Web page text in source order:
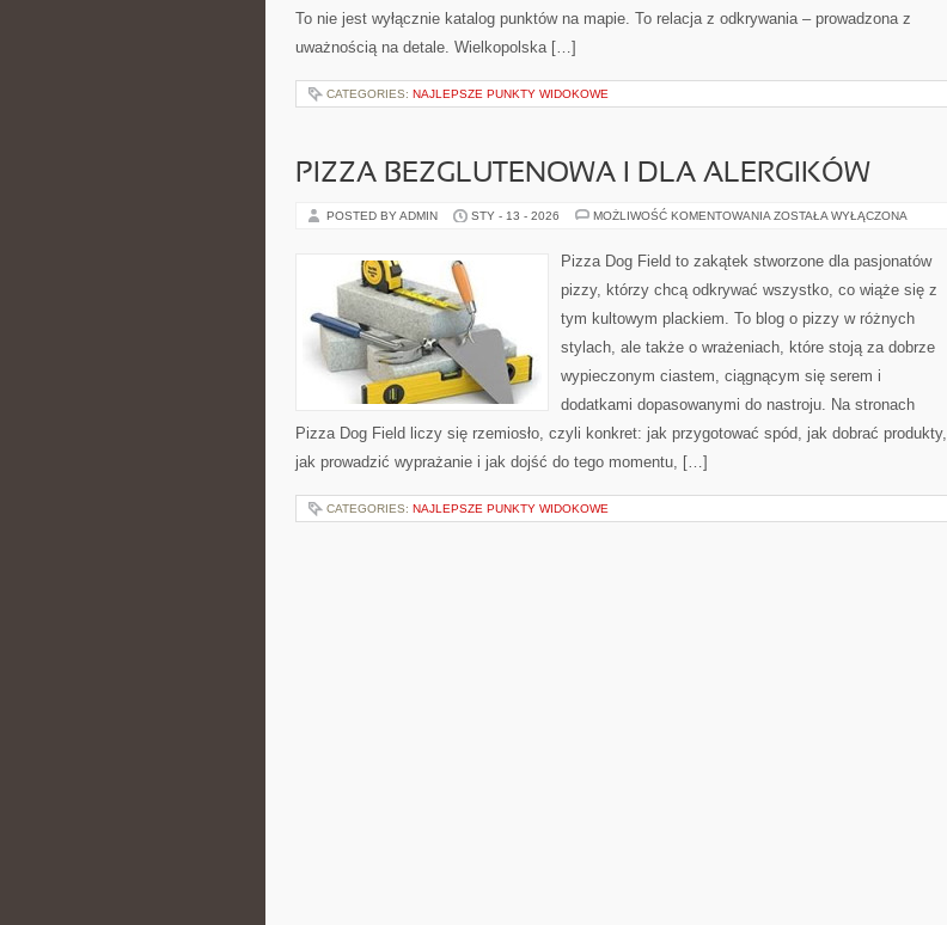
To nie jest wyłącznie katalog punktów na mapie. To relacja z odkrywania – prowadzona z
uważnością na detale. Wielkopolska […]
CATEGORIES: NAJLEPSZE PUNKTY WIDOKOWE
PIZZA BEZGLUTENOWA I DLA ALERGIKÓW
POSTED BY ADMIN STY - 13 - 2026 MOŻLIWOŚĆ KOMENTOWANIA PIZZA
ALERGIKÓW
ZOSTAŁA WYŁĄCZONA
Pizza Dog Field to zakątek stworzone dla pasjonatów
pizzy, którzy chcą odkrywać wszystko, co wiąże się z
tym kultowym plackiem. To blog o pizzy w różnych
stylach, ale także o wrażeniach, które stoją za dobrze
wypieczonym ciastem, ciągnącym się serem i
dodatkami dopasowanymi do nastroju. Na stronach
Pizza Dog Field liczy się rzemiosło, czyli konkret: jak przygotować spód, jak dobrać produkty,
jak prowadzić wyprażanie i jak dojść do tego momentu, […]
CATEGORIES: NAJLEPSZE PUNKTY WIDOKOWE